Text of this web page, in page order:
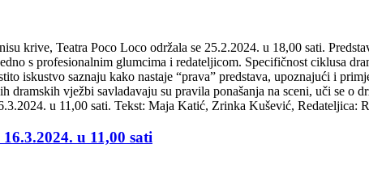
krive, Teatra Poco Loco održala se 25.2.2024. u 18,00 sati.
s profesionalnim glumcima i redateljicom. Specifičnost ciklusa
iskustvo saznaju kako nastaje “prava” predstava, upoznajući i
dramskih vježbi savladavaju su pravila ponašanja na sceni, uči se o
u 11,00 sati. Tekst: Maja Katić, Zrinka Kušević,
u 11,00 sati